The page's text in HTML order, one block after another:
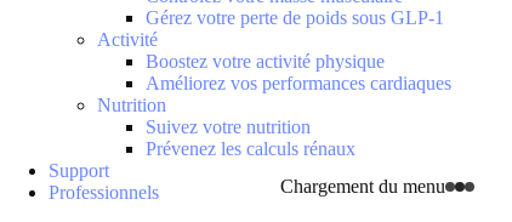
Chargement du menu
Gérez votre perte de poids sous GLP-1
Activité
Boostez votre activité physique
Améliorez vos performances cardiaques
Nutrition
Suivez votre nutrition
Prévenez les calculs rénaux
Support
Professionnels